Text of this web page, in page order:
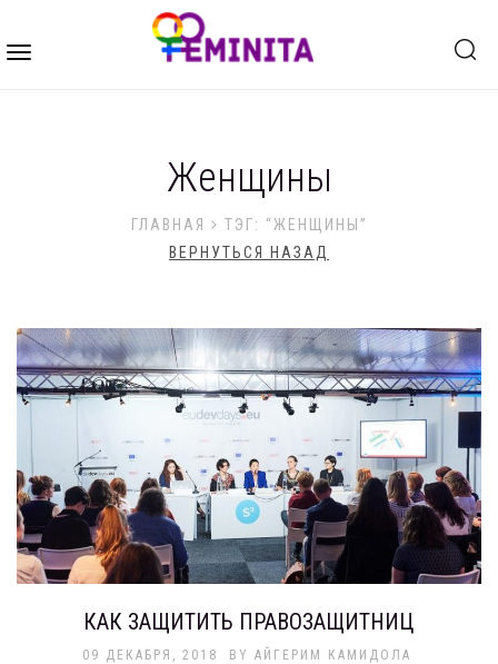
Toggle
Женщины
ГЛАВНАЯ
ТЭГ: “ЖЕНЩИНЫ”
ВЕРНУТЬСЯ НАЗАД
КАК ЗАЩИТИТЬ ПРАВОЗАЩИТНИЦ
09 ДЕКАБРЯ, 2018 BY АЙГЕРИМ КАМИДОЛА